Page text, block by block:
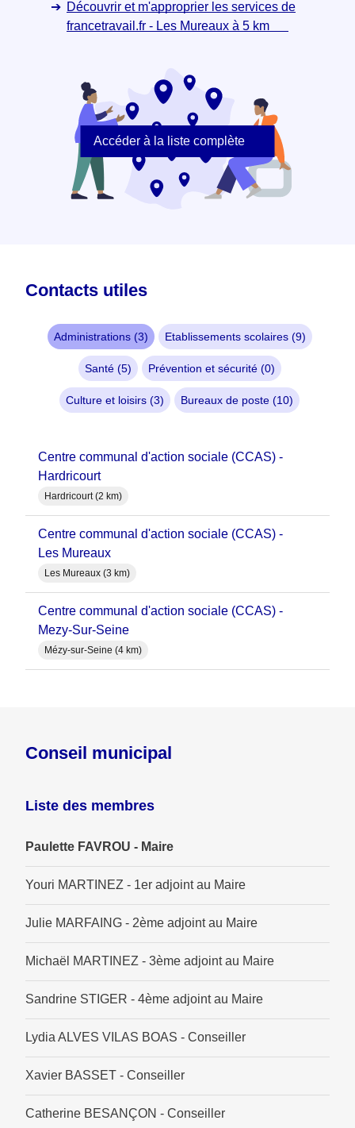
Découvrir et m'approprier les services de
francetravail.fr - Les Mureaux à 5 km
Accéder à la liste complète
Contacts utiles
Administrations (3) Etablissements scolaires (9)
Santé (5) Prévention et sécurité (0)
Culture et loisirs (3) Bureaux de poste (10)
Centre communal d'action sociale (CCAS) -
Hardricourt
Hardricourt (2 km)
Centre communal d'action sociale (CCAS) -
Les Mureaux
Les Mureaux (3 km)
Centre communal d'action sociale (CCAS) -
Mezy-Sur-Seine
Mézy-sur-Seine (4 km)
Conseil municipal
Liste des membres
Paulette FAVROU - Maire
Youri MARTINEZ - 1er adjoint au Maire
Julie MARFAING - 2ème adjoint au Maire
Michaël MARTINEZ - 3ème adjoint au Maire
Sandrine STIGER - 4ème adjoint au Maire
Lydia ALVES VILAS BOAS - Conseiller
Xavier BASSET - Conseiller
Catherine BESANÇON - Conseiller